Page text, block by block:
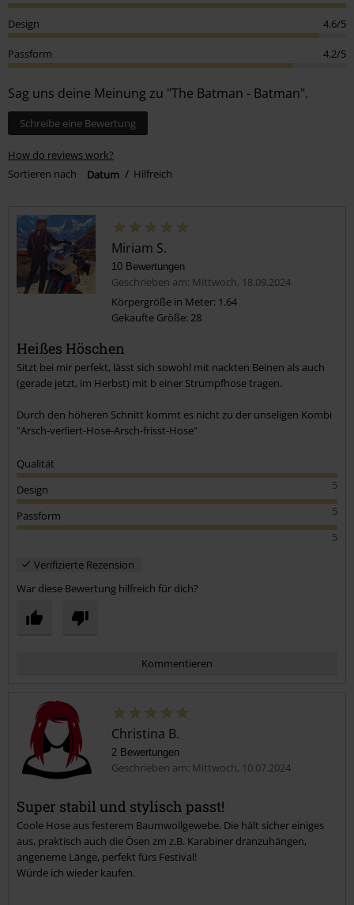
Design 4.6/5
Passform 4.2/5
Sag uns deine Meinung zu "The Batman - Batman".
Schreibe eine Bewertung
How do reviews work?
Sortieren nach
Datum Hilfreich
Miriam S.
10 Bewertungen
Geschrieben am: Mittwoch, 18.09.2024
Körpergröße in Meter: 1.64
Gekaufte Größe: 28
Heißes Höschen
Sitzt bei mir perfekt, lässt sich sowohl mit nackten Beinen als auch
(gerade jetzt, im Herbst) mit b einer Strumpfhose tragen.
Durch den höheren Schnitt kommt es nicht zu der unseligen Kombi
"Arsch-verliert-Hose-Arsch-frisst-Hose"
Qualität
5
Design
5
Passform
5
Verifizierte Rezension
War diese Bewertung hilfreich für dich?
Kommentieren
Kommentar jetzt abschicken!
Christina B.
2 Bewertungen
Geschrieben am: Mittwoch, 10.07.2024
Super stabil und stylisch passt!
Coole Hose aus festerem Baumwollgewebe. Die hält sicher einiges
aus, praktisch auch die Ösen zm z.B. Karabiner dranzuhängen,
angeneme Länge, perfekt fürs Festival!
Würde ich wieder kaufen.